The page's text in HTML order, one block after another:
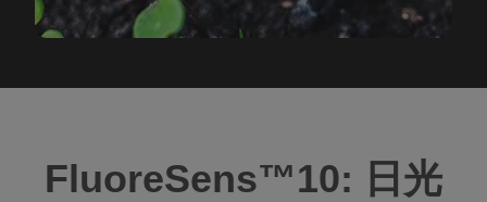
FluoreSens™️10: 日光